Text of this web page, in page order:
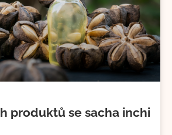
produktů se sacha inchi